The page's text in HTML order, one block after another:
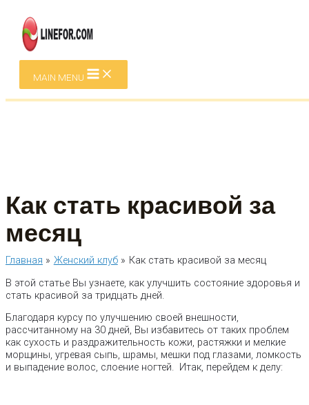
MAIN MENU
Как стать красивой за
месяц
Главная Женский клуб
Как стать красивой за месяц
В этой статье Вы узнаете, как улучшить состояние здоровья и
стать красивой за тридцать дней.
Благодаря курсу по улучшению своей внешности,
рассчитанному на 30 дней, Вы избавитесь от таких проблем
как сухость и раздражительность кожи, растяжки и мелкие
морщины, угревая сыпь, шрамы, мешки под глазами, ломкость
и выпадение волос, слоение ногтей. Итак, перейдем к делу: